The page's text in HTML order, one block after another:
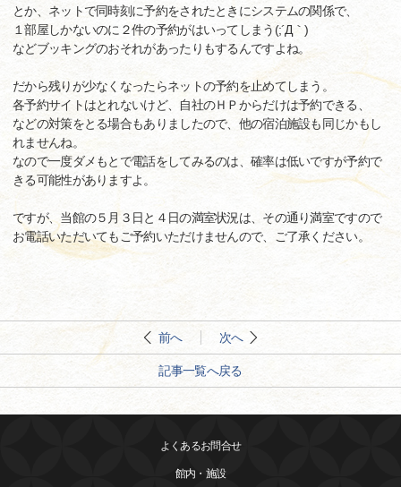
とか、ネットで同時刻に予約をされたときにシステムの関係で、
１部屋しかないのに２件の予約がはいってしまう(;´Д｀)
などブッキングのおそれがあったりもするんですよね。
だから残りが少なくなったらネットの予約を止めてしまう。
各予約サイトはとれないけど、自社のＨＰからだけは予約できる、
などの対策をとる場合もありましたので、他の宿泊施設も同じかもし
れませんね。
なので一度ダメもとで電話をしてみるのは、確率は低いですが予約で
きる可能性がありますよ。
ですが、当館の５月３日と４日の満室状況は、その通り満室ですので
お電話いただいてもご予約いただけませんので、ご了承ください。
前へ 次へ
記事一覧へ戻る
よくあるお問合せ
館内・施設